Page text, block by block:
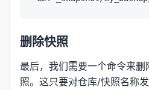
删除快照
最后，我们需要一个命令来
照。这只要对仓库/快照名称